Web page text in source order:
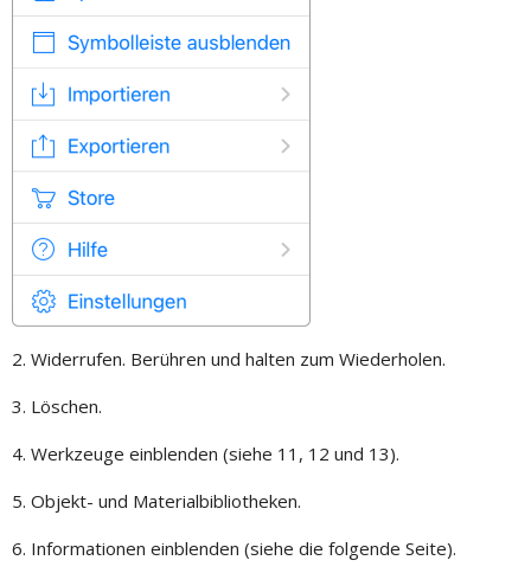
2. Widerrufen. Berühren und halten zum Wiederholen.
3. Löschen.
4. Werkzeuge einblenden (siehe 11, 12 und 13).
5. Objekt- und Materialbibliotheken.
6. Informationen einblenden (siehe die folgende Seite).